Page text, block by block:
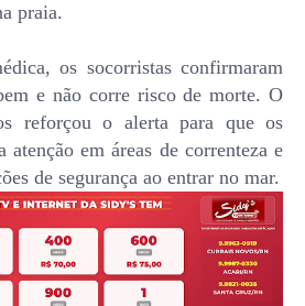
praia.
os socorristas confirmaram
e não corre risco de morte. O
reforçou o alerta para que os
atenção em áreas de correnteza e
de segurança ao entrar no mar.